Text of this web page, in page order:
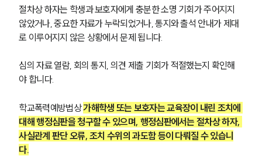
대륜의 강점
오시는 길
글로벌 파트너 로펌
고객의 소리
AI대륜
업무사례
주요 업무사례
사례분석/최신동향
절차상 하자는 학생과 보호자에게 충분한 소명 기회가 주어지지
않았거나, 중요한 자료가 누락되었거나, 통지와 출석 안내가 제대
로 이루어지지 않은 상황에서 문제 됩니다.
심의 자료 열람, 회의 통지, 의견 제출 기회가 적절했는지 확인해
야 합니다.
학교폭력예방법상 가해학생 또는 보호자는 교육장이 내린 조치에
대해 행정심판을 청구할 수 있으며, 행정심판에서는 절차상 하자,
사실관계 판단 오류, 조치 수위의 과도함 등이 다뤄질 수 있습니
다.